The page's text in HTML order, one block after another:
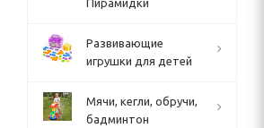
Пирамидки
Развивающие
игрушки для детей
Мячи, кегли, обручи,
бадминтон